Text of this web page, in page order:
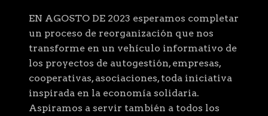
EN AGOSTO DE 2023 esperamos completar
un proceso de reorganización que nos
transforme en un vehículo informativo de
los proyectos de autogestión, empresas,
cooperativas, asociaciones, toda iniciativa
inspirada en la economía solidaria.
Aspiramos a servir también a todos los